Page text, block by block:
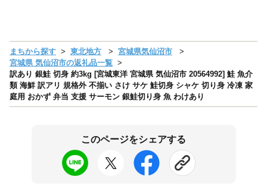
まちから探す 東北地方
宮城県気仙沼市
宮城県 気仙沼市の返礼品一覧
訳あり 銀鮭 切身 約3kg [宮城東洋 宮城県 気仙沼市 20564992] 鮭 魚介
類 海鮮 訳アリ 規格外 不揃い さけ サケ 鮭切身 シャケ 切り身 冷凍 家
庭用 おかず 弁当 支援 サーモン 銀鮭切り身 魚 わけあり
このページをシェアする